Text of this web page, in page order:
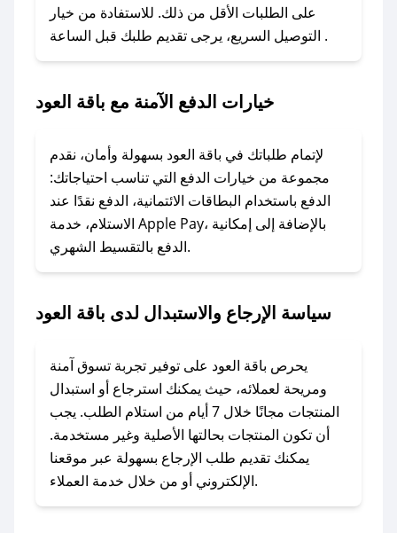
### كيفية استخدام كود خصم باقة العود؟
1. انسخ كود الخصم من تطبيق صحصح.
2. الصقه في خانة الدفع عند التسوق من باقة العود.
### ماذا أفعل إذا لم يعمل كود الخصم؟
الرسائل الخاصة على تويتر أو البريد الإلكتروني،
وسنقوم بحل المشكلة في أسرع وقت ممكن.
### ماذا أفعل إذا لم أجد كود خصم لمتجري
المفضل؟
في حال عدم توفر كوبونات لمتجرك المفضل، يمكنك
أسرع وقت ممكن.
### كيف تحصل على كوبونات خصم حصرية من
باقة العود؟
للحصول على كوبونات وخصومات حصرية، قم بما
يلي:
- اضغط على أيقونة متابعة لمتجر باقة العود في
تطبيق صحصح.
على الطلبات الأقل من ذلك. للاستفادة من خيار
التوصيل السريع، يرجى تقديم طلبك قبل الساعة .
خيارات الدفع الآمنة مع باقة العود
لإتمام طلباتك في باقة العود بسهولة وأمان، نقدم
مجموعة من خيارات الدفع التي تناسب احتياجاتك:
الدفع باستخدام البطاقات الائتمانية، الدفع نقدًا عند
الاستلام، خدمة Apple Pay، بالإضافة إلى إمكانية
الدفع بالتقسيط الشهري.
سياسة الإرجاع والاستبدال لدى باقة العود
يحرص باقة العود على توفير تجربة تسوق آمنة
ومريحة لعملائه، حيث يمكنك استرجاع أو استبدال
المنتجات مجانًا خلال 7 أيام من استلام الطلب. يجب
أن تكون المنتجات بحالتها الأصلية وغير مستخدمة.
يمكنك تقديم طلب الإرجاع بسهولة عبر موقعنا
الإلكتروني أو من خلال خدمة العملاء.